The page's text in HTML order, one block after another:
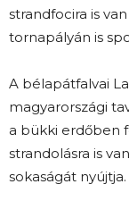
strandfocira is
tornapályán is
A bélapátfalvai
magyarországi
a bükki erdőben
strandolásra is
sokaságát nyújtja.